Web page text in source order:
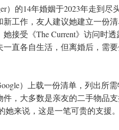
）的14年婚姻于2023年走到
工作，友人建议她建立一份
接受《The Current》访问时
直各自生活，但离婚后，需
）上载一份清单，列出所
件，大多数是亲友的二手物品
她来说，这是一笔可贵的支援